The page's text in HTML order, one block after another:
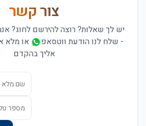
צור קשר
יש לך שאלות? רוצה להירשם לחוג?
- שלח לנו הודעת ווטסאפ
או מלא
אליך בהקדם